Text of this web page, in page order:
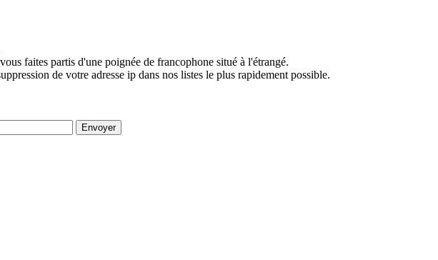
faites partis d'une poignée de francophone situé à l'étrangé.
de votre adresse ip dans nos listes le plus rapidement possible.